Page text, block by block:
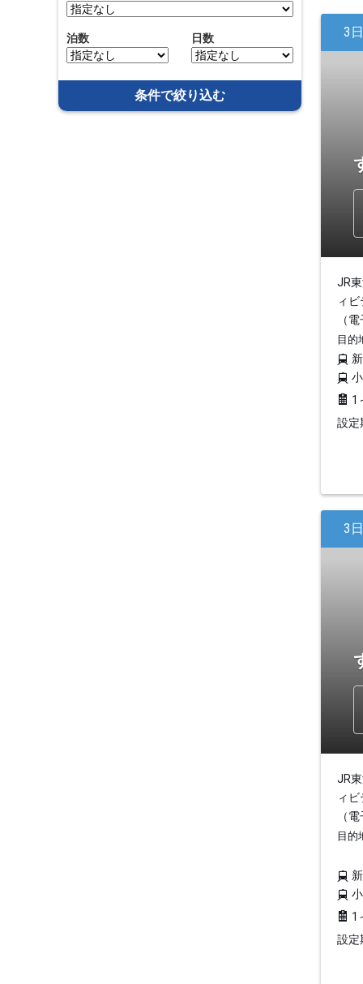
泊数 日数
条件で絞り込む
3
JR
ィ
（
目的
1
設
3
JR
ィ
（
目的
1
設